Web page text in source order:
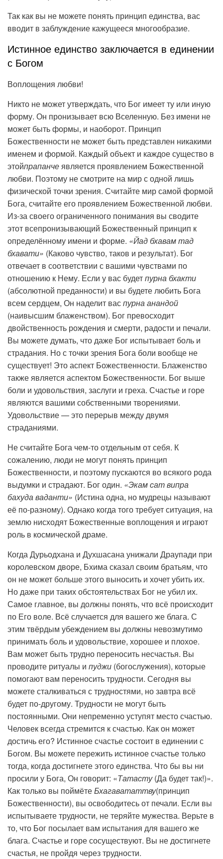
Так как вы не можете понять принцип единства, вас
вводит в заблуждение кажущееся многообразие.
Истинное единство заключается в единении
с Богом
Воплощения любви!
Никто не может утверждать, что Бог имеет ту или иную
форму. Он пронизывает всю Вселенную. Без имени не
может быть формы, и наоборот. Принцип
Божественности не может быть представлен никакими
именем и формой. Каждый объект и каждое существо в
этойпрапанчеявляется проявлением Божественной
любви. Поэтому не смотрите на мир с одной лишь
физической точки зрения. Считайте мир самой формой
Бога, считайте его проявлением Божественной любви.
Из-за своего ограниченного понимания вы сводите
этот всепронизывающий Божественный принцип к
определённому имени и форме. «Йад бхавам тад
бхавати» (Каково чувство, таков и результат). Бог
отвечает в соответствии с вашими чувствами по
отношению к Нему. Если у вас будетпурна бхакти
(абсолютной преданности) и вы будете любить Бога
всем сердцем, Он наделит васпурна анандой
(наивысшим блаженством). Бог превосходит
двойственность рождения и смерти, радости и печали.
Вы можете думать, что даже Бог испытывает боль и
страдания. Но с точки зрения Бога боли вообще не
существует! Это аспект Божественности. Блаженство
также является аспектом Божественности. Бог выше
боли и удовольствия, заслуги и греха. Счастье и горе
являются вашими собственными творениями.
Удовольствие — это перерыв между двумя
страданиями.
Не считайте Бога чем-то отдельным от себя. К
сожалению, люди не могут понять принцип
Божественности, и поэтому пускаются во всякого рода
выдумки и страдают. Бог один. «Экам сат випра
бахуда ваданти» (Истина одна, но мудрецы называют
её по-разному). Однако когда того требует ситуация, на
землю нисходят Божественные воплощения и играют
роль в космической драме.
Когда Дурьодхана и Духшасана унижали Драупади при
королевском дворе, Бхима сказал своим братьям, что
он не может больше этого выносить и хочет убить их.
Но даже при таких обстоятельствах Бог не убил их.
Самое главное, вы должны понять, что всё происходит
по Его воле. Всё случается для вашего же блага. С
этим твёрдым убеждением вы должны невозмутимо
принимать боль и удовольствие, хорошее и плохое.
Вам может быть трудно переносить несчастья. Вы
проводите ритуалы и пуджи (богослужения), которые
помогают вам переносить трудности. Сегодня вы
можете сталкиваться с трудностями, но завтра всё
будет по-другому. Трудности не могут быть
постоянными. Они непременно уступят место счастью.
Человек всегда стремится к счастью. Как он может
достичь его? Истинное счастье состоит в единении с
Богом. Вы можете пережить истинное счастье только
тогда, когда достигнете этого единства. Что бы вы ни
просили у Бога, Он говорит: «Татасту(Да будет так!)».
Как только вы поймётеБхагавататтву(принцип
Божественности), вы освободитесь от печали. Если вы
испытываете трудности, не теряйте мужества. Верьте в
то, что Бог посылает вам испытания для вашего же
блага. Счастье и горе сосуществуют. Вы не достигнете
счастья, не пройдя через трудности.